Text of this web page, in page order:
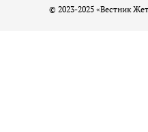
© 2023-2025 «Вестник